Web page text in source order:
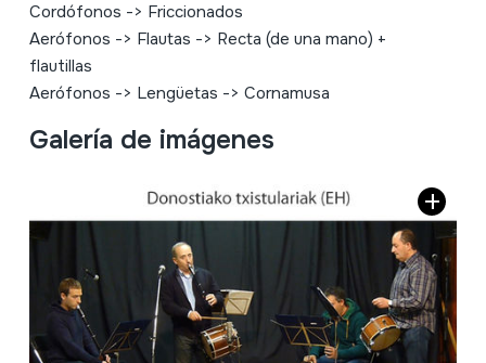
Cordófonos -> Friccionados
Aerófonos -> Flautas -> Recta (de una mano) +
flautillas
Aerófonos -> Lengüetas -> Cornamusa
Galería de imágenes